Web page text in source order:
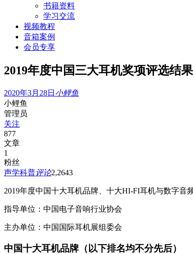
书籍资料
学习交流
视频教程
音箱案例
会员专享
2019年度中国三大耳机奖项评选结
2020年3月28日 小鲤鱼
小鲤鱼
管理员
关注
877
文章
1
粉丝
声学科普评论2,2643
2019年度中国十大耳机品牌、十大HI-FI耳机与数字音
指导单位：中国电子音响行业协会
主办单位：中国国际耳机展组委会
中国十大耳机品牌（以下排名均不分先后）